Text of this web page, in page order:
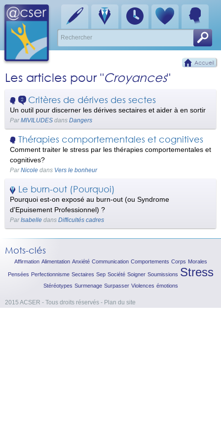
Accueil
Les articles pour "Croyances"
2 Critères de dérives des sectes
Un outil pour discerner les dérives sectaires et aider à en sortir
ParMIVILUDES dans Dangers
Thérapies comportementales et cognitives
Comment traiter le stress par les thérapies comportementales et
cognitives?
ParNicole dans Vers le bonheur
Le burn-out (Pourquoi)
Pourquoi est-on exposé au burn-out (ou Syndrome
d'Epuisement Professionnel) ?
ParIsabelle dans Difficultés cadres
Mots-clés
Affirmation Alimentation Anxiété Communication Comportements Corps Morales
Pensées Perfectionnisme Sectaires Sep Société Soigner Soumissions Stress
Stéréotypes Surmenage Surpasser Violences émotions
2015 ACSER - Tous droits réservés - Plan du site